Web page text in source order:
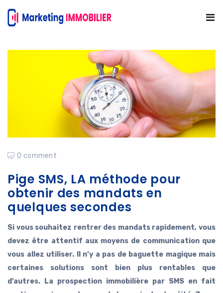
0 comment
Pige SMS, LA méthode pour
obtenir des mandats en
quelques secondes
Si vous souhaitez rentrer des mandats rapidement, vous
devez être attentif aux moyens de communication que
vous allez utiliser. Il n’y a pas de baguette magique mais
certaines solutions sont bien plus rentables que
d’autres. La prospection immobilière par SMS en fait